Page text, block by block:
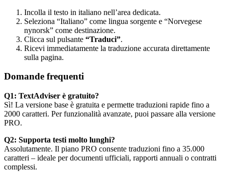
Incolla il testo in italiano nell’area dedicata.
Seleziona “Italiano” come lingua sorgente e “Norvegese
nynorsk” come destinazione.
Clicca sul pulsante “Traduci”.
Ricevi immediatamente la traduzione accurata direttamente
sulla pagina.
Domande frequenti
Q1: TextAdviser è gratuito?
Sì! La versione base è gratuita e permette traduzioni rapide fino a
2000 caratteri. Per funzionalità avanzate, puoi passare alla versione
PRO.
Q2: Supporta testi molto lunghi?
Assolutamente. Il piano PRO consente traduzioni fino a 35.000
caratteri – ideale per documenti ufficiali, rapporti annuali o contratti
complessi.